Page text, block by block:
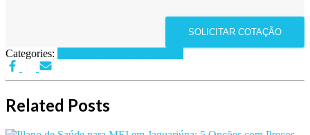
SOLICITAR COTAÇÃO
Categories:
Related Posts